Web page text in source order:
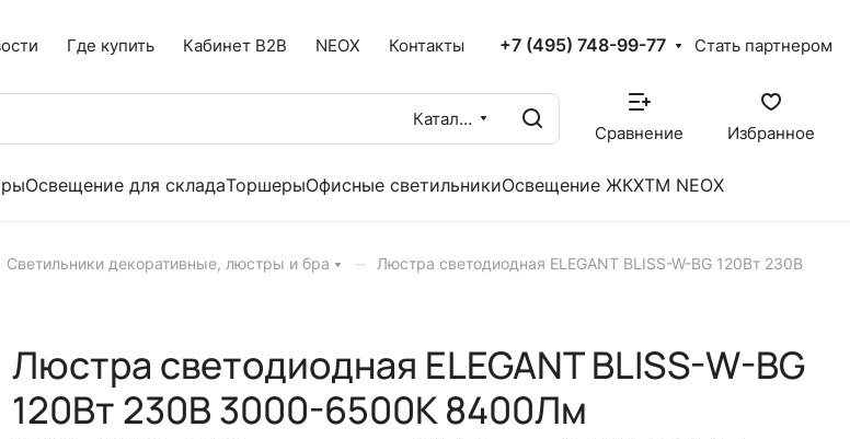
Где купить Кабинет B2B NEOX Контакты +7 (495) 748-99-77 Стать партнером
Каталог
Сравнение Избранное
Освещение для складаТоршерыОфисные светильникиОсвещение ЖКХTM NEOX
Светильники декоративные, люстры и бра –
Люстра светодиодная ELEGANT BLISS-W-BG 120Вт 230В
Люстра светодиодная ELEGANT BLISS-W-BG
120Вт 230В 3000-6500K 8400Лм